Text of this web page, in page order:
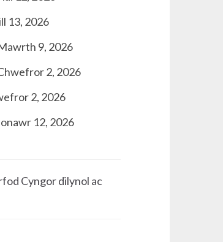
13, 2026
9, 2026
2, 2026
2, 2026
12, 2026
Cyngor dilynol ac